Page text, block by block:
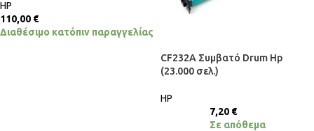
HP
110,00 €
Διαθέσιμο κατόπιν παραγγελίας
CF232A Συμβατό Drum Hp
(23.000 σελ.)
HP
7,20 €
Σε απόθεμα